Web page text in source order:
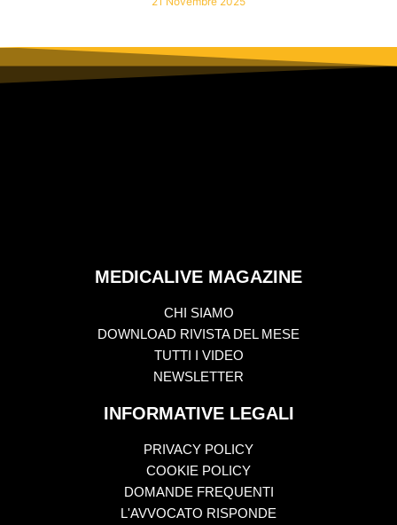
MEDICALIVE MAGAZINE
CHI SIAMO
DOWNLOAD RIVISTA DEL MESE
TUTTI I VIDEO
NEWSLETTER
INFORMATIVE LEGALI
PRIVACY POLICY
COOKIE POLICY
DOMANDE FREQUENTI
L'AVVOCATO RISPONDE